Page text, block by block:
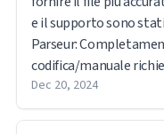
e il supporto sono
Parseur:
codifica/manuale
Dec 20, 2024